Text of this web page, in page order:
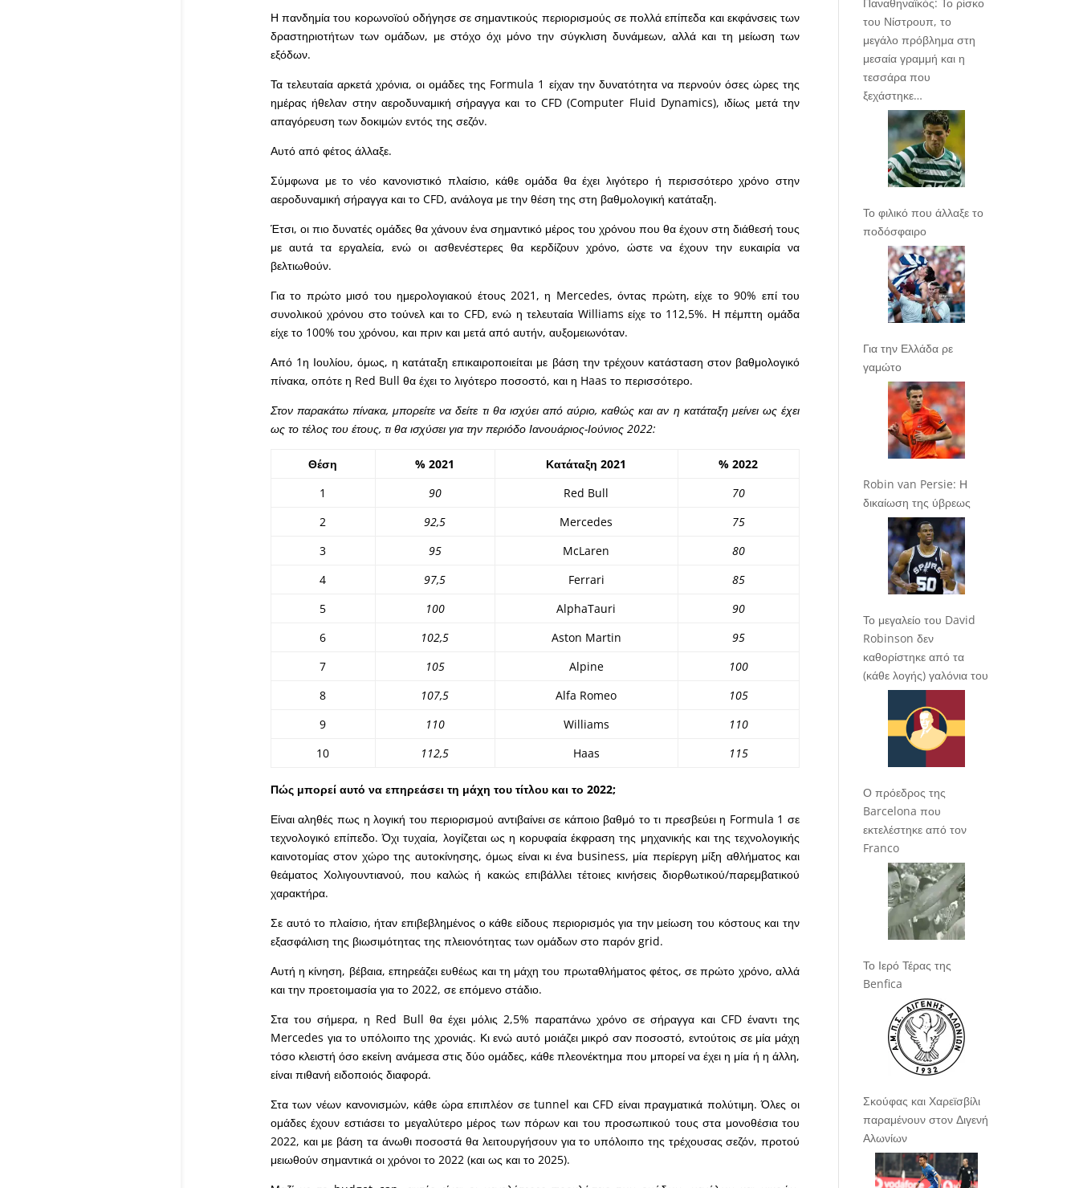
Η πανδημία του κορωνοϊού οδήγησε σε σημαντικούς περιορισμούς σε πολλά επίπεδα και εκφάνσεις των
δραστηριοτήτων των ομάδων, με στόχο όχι μόνο την σύγκλιση δυνάμεων, αλλά και τη μείωση των
εξόδων.
Τα τελευταία αρκετά χρόνια, οι ομάδες της Formula 1 είχαν την δυνατότητα να περνούν όσες ώρες της
ημέρας ήθελαν στην αεροδυναμική σήραγγα και το CFD (Computer Fluid Dynamics), ιδίως μετά την
απαγόρευση των δοκιμών εντός της σεζόν.
Αυτό από φέτος άλλαξε.
Σύμφωνα με το νέο κανονιστικό πλαίσιο, κάθε ομάδα θα έχει λιγότερο ή περισσότερο χρόνο στην
αεροδυναμική σήραγγα και το CFD, ανάλογα με την θέση της στη βαθμολογική κατάταξη.
Έτσι, οι πιο δυνατές ομάδες θα χάνουν ένα σημαντικό μέρος του χρόνου που θα έχουν στη διάθεσή τους
με αυτά τα εργαλεία, ενώ οι ασθενέστερες θα κερδίζουν χρόνο, ώστε να έχουν την ευκαιρία να
βελτιωθούν.
Για το πρώτο μισό του ημερολογιακού έτους 2021, η Mercedes, όντας πρώτη, είχε το 90% επί του
συνολικού χρόνου στο τούνελ και το CFD, ενώ η τελευταία Williams είχε το 112,5%. Η πέμπτη ομάδα
είχε το 100% του χρόνου, και πριν και μετά από αυτήν, αυξομειωνόταν.
Από 1η Ιουλίου, όμως, η κατάταξη επικαιροποιείται με βάση την τρέχουν κατάσταση στον βαθμολογικό
πίνακα, οπότε η Red Bull θα έχει το λιγότερο ποσοστό, και η Haas το περισσότερο.
Στον παρακάτω πίνακα, μπορείτε να δείτε τι θα ισχύει από αύριο, καθώς και αν η κατάταξη μείνει ως έχει
ως το τέλος του έτους, τι θα ισχύσει για την περιόδο Ιανουάριος-Ιούνιος 2022:
Θέση % 2021 Κατάταξη 2021
% 2022
1
90 Red Bull
70
2
92,5 Mercedes
75
3
95 McLaren
80
4
97,5 Ferrari
85
5
100 AlphaTauri
90
6
102,5 Aston Martin
95
7
105 Alpine
100
8
107,5 Alfa Romeo
105
9
110 Williams
110
10
112,5 Haas 115
Πώς μπορεί αυτό να επηρεάσει τη μάχη του τίτλου και το 2022;
Είναι αληθές πως η λογική του περιορισμού αντιβαίνει σε κάποιο βαθμό το τι πρεσβεύει η Formula 1 σε
τεχνολογικό επίπεδο. Όχι τυχαία, λογίζεται ως η κορυφαία έκφραση της μηχανικής και της τεχνολογικής
καινοτομίας στον χώρο της αυτοκίνησης, όμως είναι κι ένα business, μία περίεργη μίξη αθλήματος και
θεάματος Χολιγουντιανού, που καλώς ή κακώς επιβάλλει τέτοιες κινήσεις διορθωτικού/παρεμβατικού
χαρακτήρα.
Σε αυτό το πλαίσιο, ήταν επιβεβλημένος ο κάθε είδους περιορισμός για την μείωση του κόστους και την
εξασφάλιση της βιωσιμότητας της πλειονότητας των ομάδων στο παρόν grid.
Αυτή η κίνηση, βέβαια, επηρεάζει ευθέως και τη μάχη του πρωταθλήματος φέτος, σε πρώτο χρόνο, αλλά
και την προετοιμασία για το 2022, σε επόμενο στάδιο.
Στα του σήμερα, η Red Bull θα έχει μόλις 2,5% παραπάνω χρόνο σε σήραγγα και CFD έναντι της
Mercedes για το υπόλοιπο της χρονιάς. Κι ενώ αυτό μοιάζει μικρό σαν ποσοστό, εντούτοις σε μία μάχη
τόσο κλειστή όσο εκείνη ανάμεσα στις δύο ομάδες, κάθε πλεονέκτημα που μπορεί να έχει η μία ή η άλλη,
είναι πιθανή ειδοποιός διαφορά.
Στα των νέων κανονισμών, κάθε ώρα επιπλέον σε tunnel και CFD είναι πραγματικά πολύτιμη. Όλες οι
ομάδες έχουν εστιάσει το μεγαλύτερο μέρος των πόρων και του προσωπικού τους στα μονοθέσια του
2022, και με βάση τα άνωθι ποσοστά θα λειτουργήσουν για το υπόλοιπο της τρέχουσας σεζόν, προτού
μειωθούν σημαντικά οι χρόνοι το 2022 (και ως και το 2025).
του Νίστρουπ, το
μεγάλο πρόβλημα στη
μεσαία γραμμή και η
τεσσάρα που
ξεχάστηκε…
Το φιλικό που άλλαξε το
ποδόσφαιρο
Για την Ελλάδα ρε
γαμώτο
Robin van Persie: Η
δικαίωση της ύβρεως
Το μεγαλείο του David
Robinson δεν
καθορίστηκε από τα
(κάθε λογής) γαλόνια του
Ο πρόεδρος της
Barcelona που
εκτελέστηκε από τον
Franco
Το Ιερό Τέρας της
Benfica
Σκούφας και Χαρεϊσβίλι
παραμένουν στον Διγενή
Αλωνίων